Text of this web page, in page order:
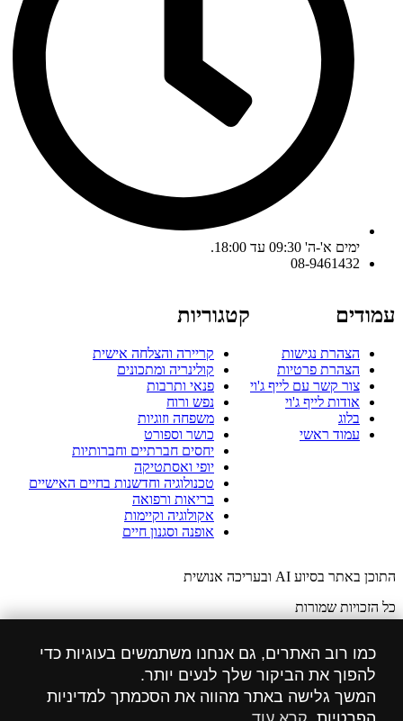
כמו רוב האתרים, גם אנחנו משתמשים בעוגיות כדי
להפוך את הביקור שלך לנעים יותר.
המשך גלישה באתר מהווה את הסכמתך למדיניות
ימים א'-ה' 09:30 עד 18:00.
08-9461432
עמודים
הצהרת נגישות
הצהרת פרטיות
צור קשר עם לייף ג'וי
אודות לייף ג'וי
בלוג
עמוד ראשי
קטגוריות
קריירה והצלחה אישית
קולינריה ומתכונים
פנאי ותרבות
נפש ורוח
משפחה וזוגיות
כושר וספורט
יחסים חברתיים וחברותיות
יופי ואסתטיקה
טכנולוגיה וחדשנות בחיים האישיים
בריאות ורפואה
אקולוגיה וקיימות
אופנה וסגנון חיים
התוכן באתר בסיוע AI ובעריכה אנושית
כל הזכויות שמורות
הצהרת מדיניות פרטיות
הצהרת נגישות